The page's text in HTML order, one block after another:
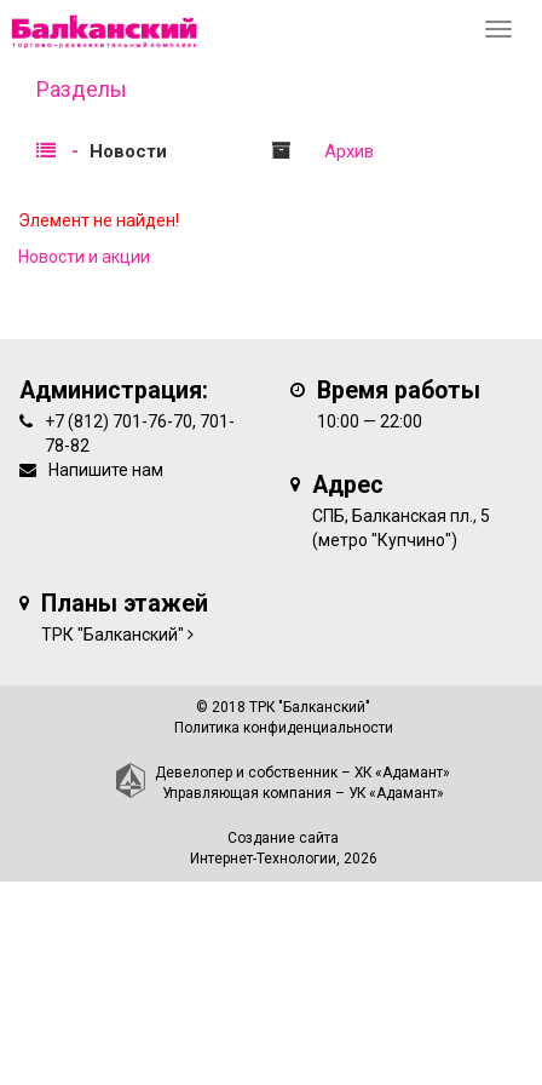
Разделы
Новости Архив
Элемент не найден!
Новости и акции
Администрация:
+7 (812) 701-76-70, 701-
78-82
Напишите нам
Время работы
10:00 — 22:00
Адрес
СПБ, Балканская пл., 5
(метро "Купчино")
Планы этажей
ТРК "Балканский"
© 2018 ТРК "Балканский"
Политика конфиденциальности
Девелопер и собственник – ХК «Адамант»
Управляющая компания – УК «Адамант»
Создание сайта
Интернет-Технологии, 2026